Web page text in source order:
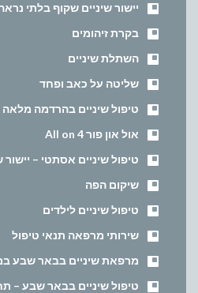
יישור שיניים שקוף בלתי
בקרת זיהומים
השתלת שיניים
שליטה על כאב ופחד
טיפול שיניים בהרדמה מלאה
אול און פור All on 4
טיפול שיניים אסתטי – יישור
שיקום הפה
טיפול שיניים לילדים
שירותי מרפאה תנאי טיפול
מרפאת שיניים בבאר שבע
טיפול שיניים בבאר שבע –